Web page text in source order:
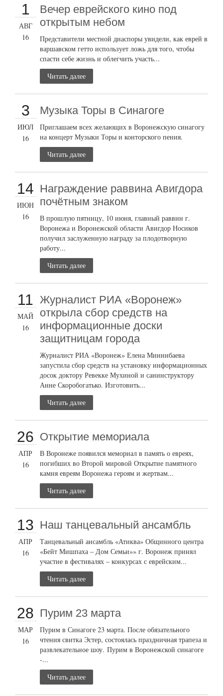
1
АВГ
16
Вечер еврейского кино под
открытым небом
Представители местной диаспоры увидели, как еврей в
варшавском гетто использует ложь для того, чтобы
спасти себе жизнь и облегчить участь...
Читать далее
3
ИЮЛ
16
Музыка Торы в Синагоге
Приглашаем всех желающих в Воронежскую синагогу
на концерт Музыки Торы и конторского пения.
Читать далее
14
ИЮН
16
Награждение раввина Авигдора
почётным знаком
В прошлую пятницу, 10 июня, главный раввин г.
Воронежа и Воронежской области Авигдор Носиков
получил заслуженную награду за плодотворную
работу...
Читать далее
11
МАЙ
16
Журналист РИА «Воронеж»
открыла сбор средств на
информационные доски
защитницам города
Журналист РИА «Воронеж» Елена Миннибаева
запустила сбор средств на установку информационных
досок доктору Ревекке Мухиной и санинструктору
Анне Скоробогатько. Изготовить...
Читать далее
26
АПР
16
Открытие мемориала
В Воронеже появился мемориал в память о евреях,
погибших во Второй мировой Открытие памятного
камня евреям Воронежа героям и жертвам...
Читать далее
13
АПР
16
Наш танцевальный ансамбль
Танцевальный ансамбль «Атиква» Общинного центра
«Бейт Мишпаха – Дом Семьи»» г. Воронеж принял
участие в фестивалях – конкурсах с еврейским...
Читать далее
28
МАР
16
Пурим 23 марта
Пурим в Синагоге 23 марта. После обязательного
чтения свитка Эстер, состоялась праздничная трапеза и
развлекательное шоу. Пурим в Воронежской синагоге
-...
Читать далее